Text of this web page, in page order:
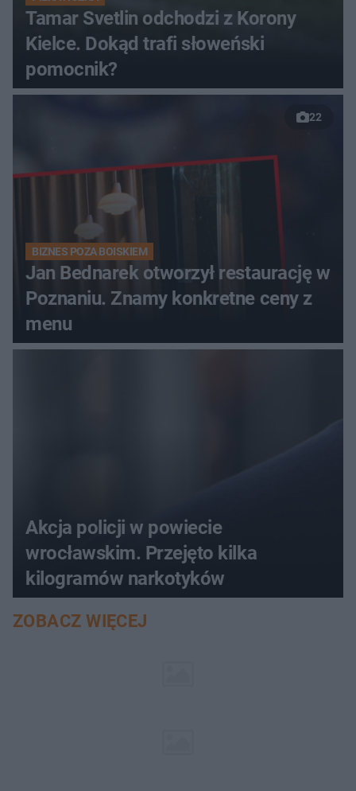
Tamar Svetlin odchodzi z Korony
Kielce. Dokąd trafi słoweński
pomocnik?
22
BIZNES POZA BOISKIEM
Jan Bednarek otworzył restaurację w
Poznaniu. Znamy konkretne ceny z
menu
Akcja policji w powiecie
wrocławskim. Przejęto kilka
kilogramów narkotyków
ZOBACZ WIĘCEJ